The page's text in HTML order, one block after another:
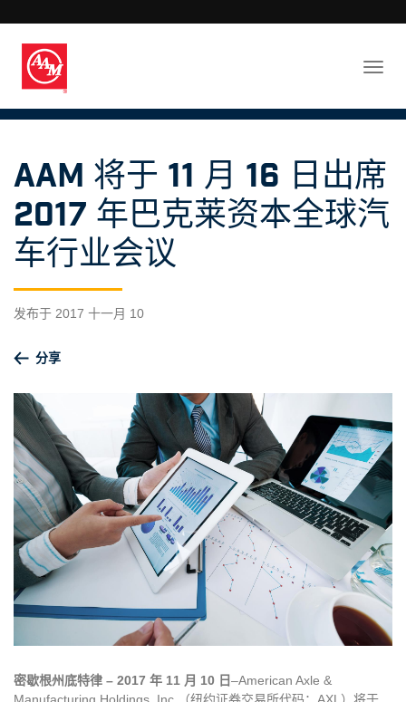
AAM 将于 11 月 16 日出席
2017 年巴克莱资本全球汽
车行业会议 ​
发布于 2017 十一月 10
分享
密歇根州底特律 – 2017 年 11 月 10 日–American Axle &